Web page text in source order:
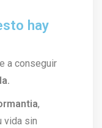
hay
a conseguir
,
vida sin